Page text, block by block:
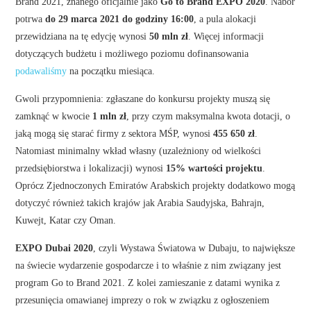
potrwado 29 marca 2021 do godziny 16:00, a pula alokacji
przewidziana na tę edycję wynosi50 mln zł. Więcej informacji
dotyczących budżetu i możliwego poziomu dofinansowania
podawaliśmy na początku miesiąca.
Gwoli przypomnienia: zgłaszane do konkursu projekty muszą się
zamknąć w kwocie 1 mln zł, przy czym maksymalna kwota dotacji, o
jaką mogą się starać firmy z sektora MŚP, wynosi455 650 zł.
Natomiast minimalny wkład własny (uzależniony od wielkości
przedsiębiorstwa i lokalizacji) wynosi 15% wartości projektu.
Oprócz Zjednoczonych Emiratów Arabskich projekty dodatkowo mogą
dotyczyć również takich krajów jak Arabia Saudyjska, Bahrajn,
Kuwejt, Katar czy Oman.
EXPO Dubai 2020, czyli Wystawa Światowa w Dubaju, to największe
na świecie wydarzenie gospodarcze i to właśnie z nim związany jest
program Go to Brand 2021. Z kolei zamieszanie z datami wynika z
przesunięcia omawianej imprezy o rok w związku z ogłoszeniem